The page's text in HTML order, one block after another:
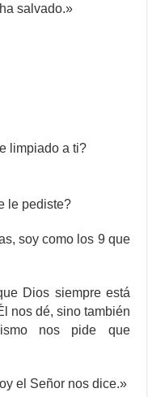
salvado.»
limpiado a ti?
le pediste?
soy como los 9 que
Dios siempre está
nos dé, sino también
nos pide que
el Señor nos dice.»